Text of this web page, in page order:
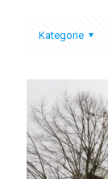
Kategorie